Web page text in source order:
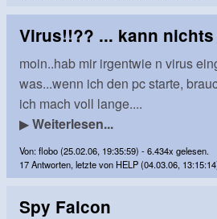
Virus!!?? ... kann
moin..hab mir irgentwie n virus
was...wenn ich den pc starte,
ich mach voll lange....
▶Weiterlesen...
Von: flobo (25.02.06, 19:35:59) - 6.434x gelesen.
17 Antworten, letzte von HELP (04.03.06,
Spy Falcon